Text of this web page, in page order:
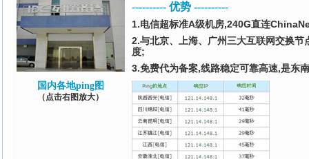
---------- 优势 ----------
1.电信超标准A级机房,240G直连
2.与北京、上海、广州三大互联网交换
度;
3.免费代为备案,线路稳定可靠高速,是东
国内各地ping图
（点击右图放大）